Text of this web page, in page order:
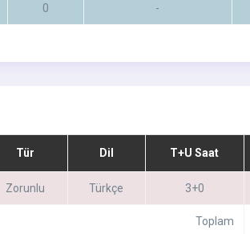
0 -
Tür Dil T+U Saat
Zorunlu Türkçe 3+0
Toplam